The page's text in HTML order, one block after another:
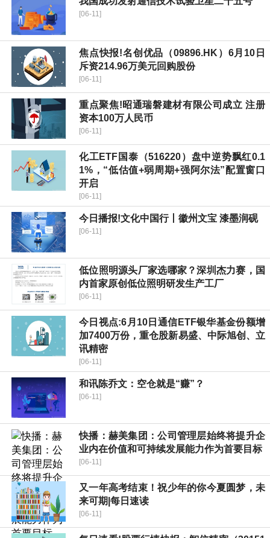
[06-11]
焦点快报!名创优品（09896.HK）6月10日
斥资214.96万美元回购股份
[06-11]
重点聚焦!昭通瑞磐建材有限公司成立 注册
资本100万人民币
[06-11]
化工ETF国泰（516220）盘中逆势飘红0.1
1%，“低估值+弱周期+强阿尔法”配置窗口
开启
[06-11]
今日播报!文化中国行丨徽州文宝 漆墨润砚
[06-11]
低位照明源头厂家选哪家？深圳杰力赛，国
内首家原创低位照明研发生产工厂
[06-11]
今日视点:6月10日通信ETF银华基金份额增
加7400万份，重仓股新易盛、中际旭创、立
讯精密
[06-11]
和讯陈乔文：空仓就是“赚”？
[06-11]
快播：赫美集团：公司管理层始终将提升企
业内在价值和可持续发展能力作为首要目标
[06-11]
又一年高考结束！祝少年的你今夏圆梦，未
来可期|每日速读
[06-11]